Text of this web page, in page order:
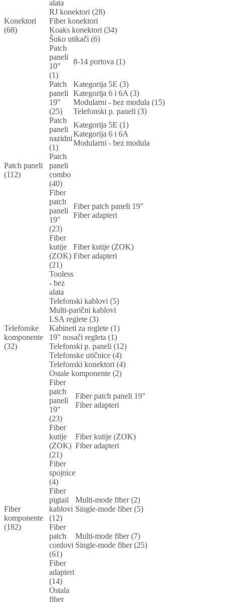
alata
Konektori
(68)
RJ konektori (28)
Fiber konektori
Koaks konektori (34)
Šuko utikači (6)
Patch paneli
(112)
Patch
paneli
10"
(1)
8-14 portova (1)
Patch
paneli
19"
(25)
Kategorija 5E (3)
Kategorija 6 i 6A (3)
Modularni - bez modula (15)
Telefonski p. paneli (3)
Patch
paneli
nazidni
(1)
Kategorija 5E (1)
Kategorija 6 i 6A
Modularni - bez modula
Patch
paneli
combo
(40)
Fiber
patch
paneli
19"
(23)
Fiber patch paneli 19"
Fiber adapteri
Fiber
kutije
(ZOK)
(21)
Fiber kutije (ZOK)
Fiber adapteri
Tooless
- bez
alata
Telefonske
komponente
(32)
Telefonski kablovi (5)
Multi-parični kablovi
LSA reglete (3)
Kabineti za reglete (1)
19" nosači regleta (1)
Telefonski p. paneli (12)
Telefonske utičnice (4)
Telefonski konektori (4)
Ostale komponente (2)
Fiber
komponente
(182)
Fiber
patch
paneli
19"
(23)
Fiber patch paneli 19"
Fiber adapteri
Fiber
kutije
(ZOK)
(21)
Fiber kutije (ZOK)
Fiber adapteri
Fiber
spojnice
(4)
Fiber
pigtail
kablovi
(12)
Multi-mode fiber (2)
Single-mode fiber (5)
Fiber
patch
cordovi
(61)
Multi-mode fiber (7)
Single-mode fiber (25)
Fiber
adapteri
(14)
Ostala
fiber